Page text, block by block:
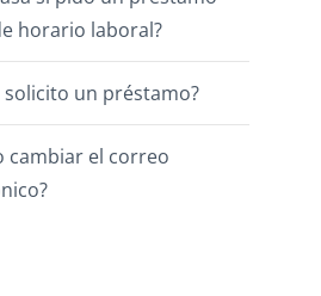
horario laboral?
solicito un préstamo?
cambiar el correo